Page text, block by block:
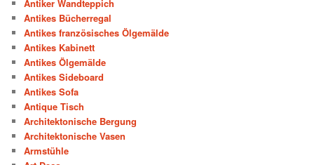
Antiker Wandteppich
Antikes Bücherregal
Antikes französisches Ölgemälde
Antikes Kabinett
Antikes Ölgemälde
Antikes Sideboard
Antikes Sofa
Antique Tisch
Architektonische Bergung
Architektonische Vasen
Armstühle